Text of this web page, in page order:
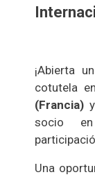
¡Abierta
cotutela
(Francia)
socio
Una